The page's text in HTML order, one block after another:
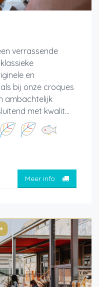
verrassende
en
bij onze croques
ambachtelijk
met kwalit...
Meer info